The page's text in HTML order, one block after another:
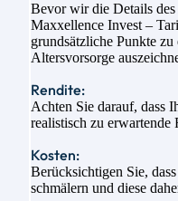
Bevor wir die Details
Maxxellence Invest –
grundsätzliche Punkte
Altersvorsorge
Rendite:
Achten Sie darauf, dass
realistisch zu
Kosten:
Berücksichtigen Sie,
schmälern und diese